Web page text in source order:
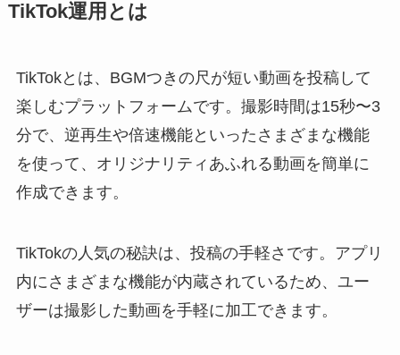
TikTok運用とは
TikTokとは、BGMつきの尺が短い動画を投稿して
楽しむプラットフォームです。撮影時間は15秒〜3
分で、逆再生や倍速機能といったさまざまな機能
を使って、オリジナリティあふれる動画を簡単に
作成できます。
TikTokの人気の秘訣は、投稿の手軽さです。アプリ
内にさまざまな機能が内蔵されているため、ユー
ザーは撮影した動画を手軽に加工できます。